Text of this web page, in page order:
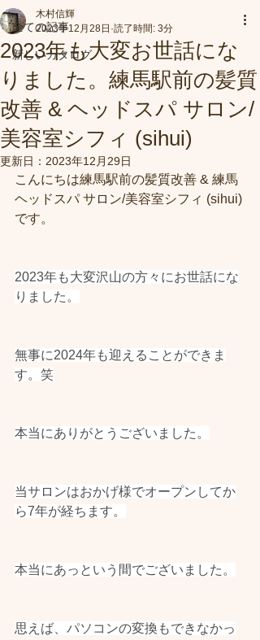
全ての記事
新しいカタログ
2023年も大変お世話にな
りました。練馬駅前の髪質
改善 & ヘッドスパ サロン/
美容室シフィ (sihui)
木村信輝
2023年12月28日 読了時間: 3分
更新日： 2023年12月29日
こんにちは練馬駅前の髪質改善 & 練馬
ヘッドスパ サロン/美容室シフィ (sihui)
です。
2023年も大変沢山の方々にお世話にな
りました。
無事に2024年も迎えることができま
す。笑
本当にありがとうございました。
当サロンはおかげ様でオープンしてか
ら7年が経ちます。
本当にあっという間でございました。
思えば、パソコンの変換もできなかっ